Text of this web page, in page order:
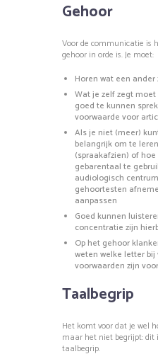
Gehoor
Voor de communicatie is
gehoor in orde is. Je moet:
Horen wat een ander
Wat je zelf zegt
goed te kunnen
voorwaarde voor
Als je niet (meer)
belangrijk om te
(spraakafzien) of
gebarentaal te
audiologisch
gehoortesten
aanpassen
Goed kunnen
concentratie zijn
Op het gehoor
weten welke letter
voorwaarden zijn
Taalbegrip
Het komt voor dat je wel
maar het niet begrijpt: dit
taalbegrip.